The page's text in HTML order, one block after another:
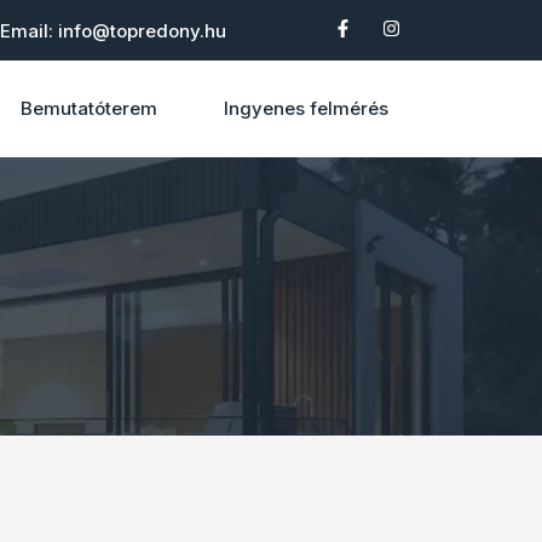
Email: info@topredony.hu
Bemutatóterem Ingyenes felmérés